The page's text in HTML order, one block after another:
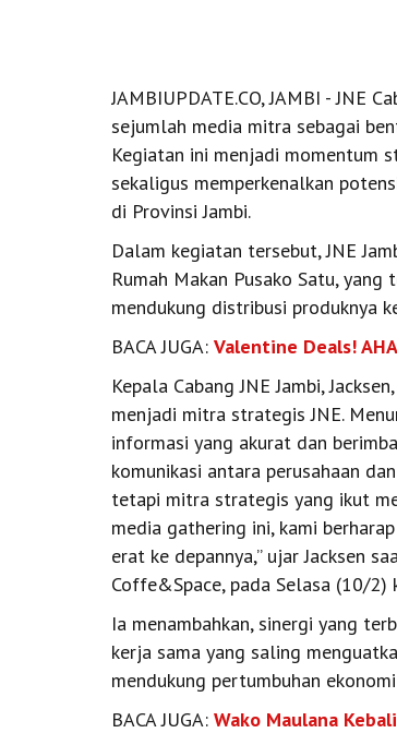
JAMBIUPDATE.CO, JAMBI - JNE
sejumlah media mitra sebagai
Kegiatan ini menjadi momentum
sekaligus memperkenalkan
di Provinsi Jambi.
Dalam kegiatan tersebut, JNE
Rumah Makan Pusako Satu,
mendukung distribusi produknya
BACA JUGA: Valentine Deals!
Kepala Cabang JNE Jambi,
menjadi mitra strategis JNE.
informasi yang akurat dan
komunikasi antara perusahaan
tetapi mitra strategis yang ikut
media gathering ini, kami
erat ke depannya,” ujar Jacksen
Coffe&Space, pada Selasa (10/2)
Ia menambahkan, sinergi yang
kerja sama yang saling
mendukung pertumbuhan
BACA JUGA: Wako Maulana